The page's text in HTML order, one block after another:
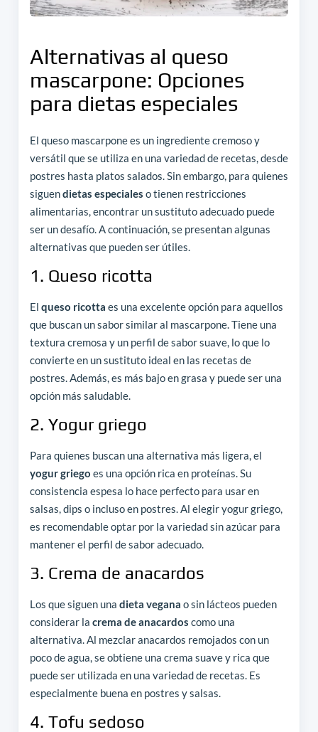
Alternativas al queso
mascarpone: Opciones
para dietas especiales
El queso mascarpone es un ingrediente cremoso y
versátil que se utiliza en una variedad de recetas, desde
postres hasta platos salados. Sin embargo, para quienes
siguendietas especiales o tienen restricciones
alimentarias, encontrar un sustituto adecuado puede
ser un desafío. A continuación, se presentan algunas
alternativas que pueden ser útiles.
1. Queso ricotta
El queso ricotta es una excelente opción para aquellos
que buscan un sabor similar al mascarpone. Tiene una
textura cremosa y un perfil de sabor suave, lo que lo
convierte en un sustituto ideal en las recetas de
postres. Además, es más bajo en grasa y puede ser una
opción más saludable.
2. Yogur griego
Para quienes buscan una alternativa más ligera, el
yogur griego es una opción rica en proteínas. Su
consistencia espesa lo hace perfecto para usar en
salsas, dips o incluso en postres. Al elegir yogur griego,
es recomendable optar por la variedad sin azúcar para
mantener el perfil de sabor adecuado.
3. Crema de anacardos
Los que siguen una dieta vegana o sin lácteos pueden
considerar la crema de anacardos como una
alternativa. Al mezclar anacardos remojados con un
poco de agua, se obtiene una crema suave y rica que
puede ser utilizada en una variedad de recetas. Es
especialmente buena en postres y salsas.
4. Tofu sedoso